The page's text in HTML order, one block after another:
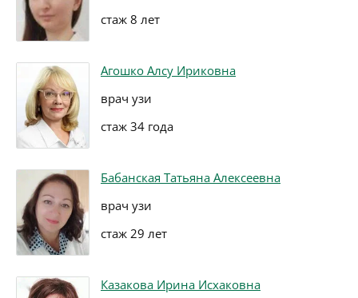
стаж 8 лет
Агошко Алсу Ириковна
врач узи
стаж 34 года
Бабанская Татьяна Алексеевна
врач узи
стаж 29 лет
Казакова Ирина Исхаковна